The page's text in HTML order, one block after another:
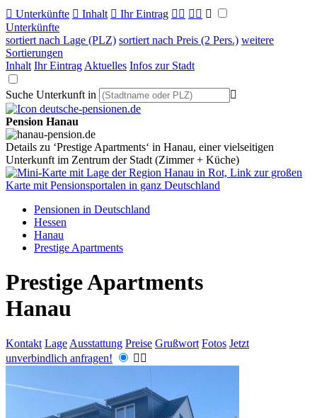
 Unterkünfte  Inhalt  Ihr Eintrag   
Unterkünfte
sortiert nach Lage (PLZ) sortiert nach Preis (2 Pers.) weitere
Sortierungen
Inhalt Ihr Eintrag Aktuelles Infos zur Stadt
Suche Unterkunft in 
Pension Hanau
Details zu ‘Prestige Apartments‘ in Hanau, einer vielseitigen
Unterkunft im Zentrum der Stadt (Zimmer + Küche)
Pensionen in Deutschland
Hessen
Hanau
Prestige Apartments
Prestige Apartments
Hanau
Kontakt Lage Ausstattung Preise Grußwort Fotos Jetzt
unverbindlich anfragen!
 